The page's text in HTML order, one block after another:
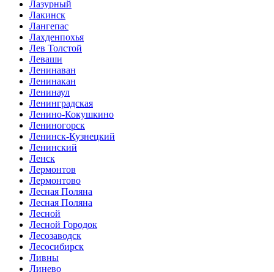
Лазурный
Лакинск
Лангепас
Лахденпохья
Лев Толстой
Леваши
Ленинаван
Ленинакан
Ленинаул
Ленинградская
Ленино-Кокушкино
Лениногорск
Ленинск-Кузнецкий
Ленинский
Ленск
Лермонтов
Лермонтово
Лесная Поляна
Лесная Поляна
Лесной
Лесной Городок
Лесозаводск
Лесосибирск
Ливны
Линево